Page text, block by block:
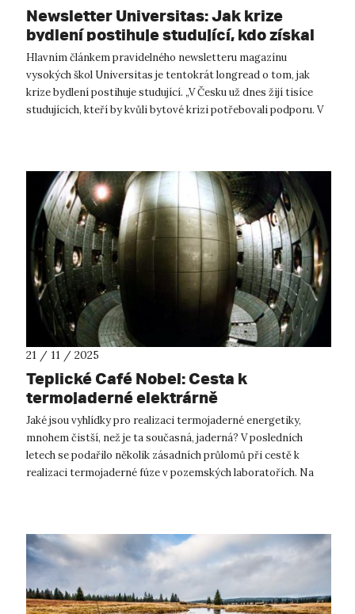
Newsletter Universitas: Jak krize
bydlení postihuje studující, kdo získal
prestižní granty a mnoho dalšího
Hlavním článkem pravidelného newsletteru magazínu
vysokých škol Universitas je tentokrát longread o tom, jak
krize bydlení postihuje studující. „V Česku už dnes žijí tisíce
studujících, kteří by kvůli bytové krizi potřebovali podporu. V
21 / 11 / 2025
Teplické Café Nobel: Cesta k
termojaderné elektrárně
Jaké jsou vyhlídky pro realizaci termojaderné energetiky,
mnohem čistší, než je ta současná, jaderná? V posledních
letech se podařilo několik zásadních průlomů při cestě k
realizaci termojaderné fúze v pozemských laboratořích. Na